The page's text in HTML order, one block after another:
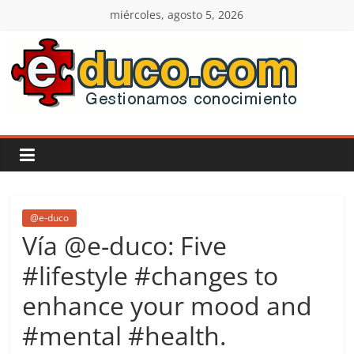
contenido
miércoles, agosto 5, 2026
E-
duco:
Gestión
del
Conocimiento
Learn
more.
Do
@e-duco
Vía @e-duco: Five
#lifestyle #changes to
enhance your mood and
#mental #health.